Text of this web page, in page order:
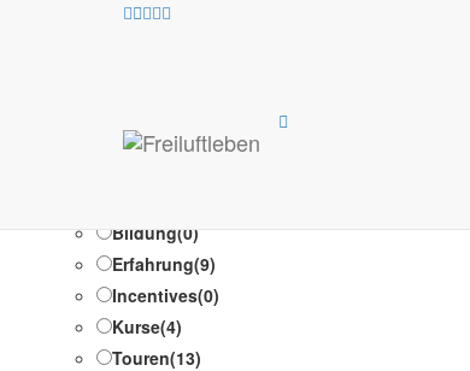
Test Suche /Test Suche
Bildung(0)
Erfahrung(9)
Incentives(0)
Kurse(4)
Touren(13)